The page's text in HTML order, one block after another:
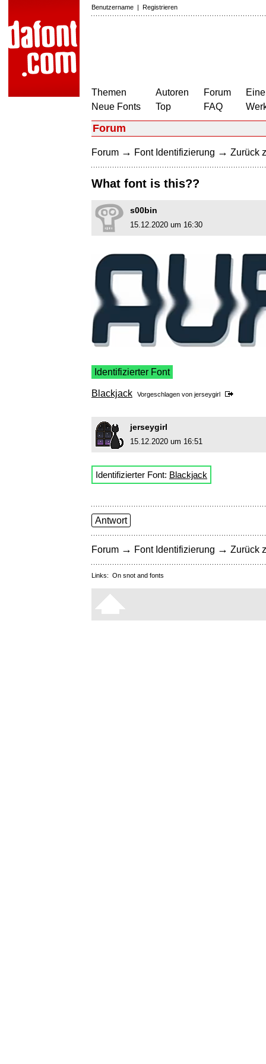
Benutzername | Registrieren
Themen
Neue Fonts
Autoren
Top
Forum
FAQ
Forum
Forum → Font Identifizierung → Zurück
What font is this??
s00bin
15.12.2020 um 16:30
Identifizierter Font
Blackjack Vorgeschlagen von jerseygirl
jerseygirl
15.12.2020 um 16:51
Identifizierter Font: Blackjack
Antwort
Forum → Font Identifizierung → Zurück
Links: On snot and fonts